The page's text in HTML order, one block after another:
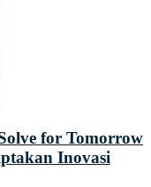
for Tomorrow
Inovasi